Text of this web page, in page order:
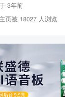
3年前
页被 18027 人浏览